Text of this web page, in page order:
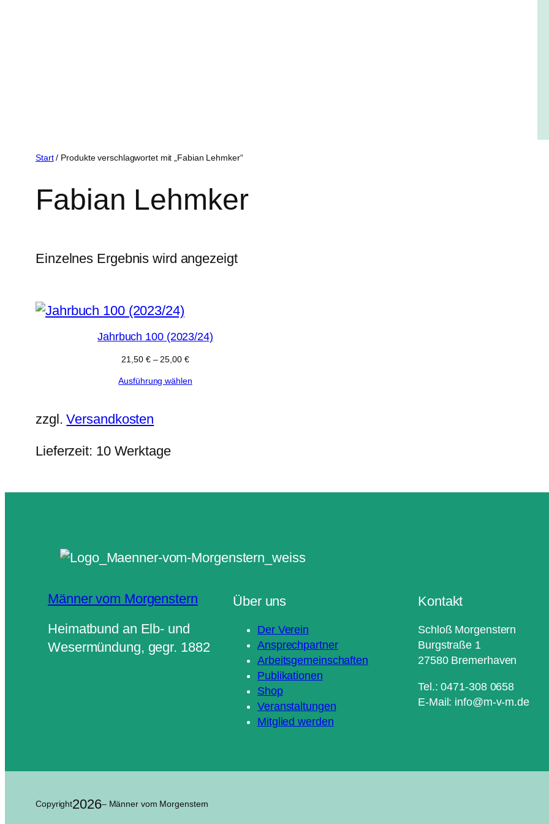
Start/ Produkte verschlagwortet mit „Fabian Lehmker“
Fabian Lehmker
Einzelnes Ergebnis wird angezeigt
Jahrbuch 100 (2023/24)
21,50 €– 25,00 €
Ausführung wählen
zzgl.Versandkosten
Lieferzeit: 10 Werktage
Männer vom Morgenstern
Heimatbund an Elb- und
Wesermündung, gegr. 1882
Über uns
Der Verein
Ansprechpartner
Arbeitsgemeinschaften
Publikationen
Shop
Veranstaltungen
Mitglied werden
Kontakt
Schloß Morgenstern
Burgstraße 1
27580 Bremerhaven
Tel.: 0471-308 0658
E-Mail: info@m-v-m.de
Copyright2026– Männer vom Morgenstern